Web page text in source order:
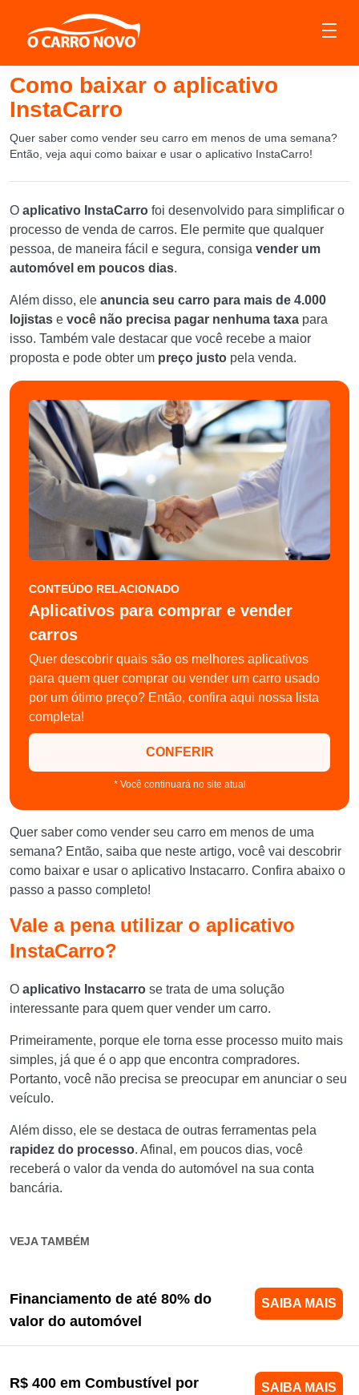
Como baixar o aplicativo
InstaCarro
Quer saber como vender seu carro em menos de uma semana?
Então, veja aqui como baixar e usar o aplicativo InstaCarro!
O aplicativo InstaCarro foi desenvolvido para simplificar o
processo de venda de carros. Ele permite que qualquer
pessoa, de maneira fácil e segura, consiga vender um
automóvel em poucos dias.
Além disso, ele anuncia seu carro para mais de 4.000
lojistas e você não precisa pagar nenhuma taxa para
isso. Também vale destacar que você recebe a maior
proposta e pode obter um preço justo pela venda.
CONTEÚDO RELACIONADO
Aplicativos para comprar e vender
carros
Quer descobrir quais são os melhores aplicativos
para quem quer comprar ou vender um carro usado
por um ótimo preço? Então, confira aqui nossa lista
completa!
CONFERIR
* Você continuará no site atual
Quer saber como vender seu carro em menos de uma
semana? Então, saiba que neste artigo, você vai descobrir
como baixar e usar o aplicativo Instacarro. Confira abaixo o
passo a passo completo!
Vale a pena utilizar o aplicativo
InstaCarro?
O aplicativo Instacarro se trata de uma solução
interessante para quem quer vender um carro.
Primeiramente, porque ele torna esse processo muito mais
simples, já que é o app que encontra compradores.
Portanto, você não precisa se preocupar em anunciar o seu
veículo.
Além disso, ele se destaca de outras ferramentas pela
rapidez do processo. Afinal, em poucos dias, você
receberá o valor da venda do automóvel na sua conta
bancária.
VEJA TAMBÉM
Financiamento de até 80% do
valor do automóvel
SAIBA MAIS
R$ 400 em Combustível por
SAIBA MAIS